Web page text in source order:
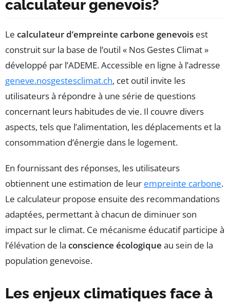
calculateur genevois?
Le calculateur d’empreinte carbone genevois est
construit sur la base de l’outil « Nos Gestes Climat »
développé par l’ADEME. Accessible en ligne à l’adresse
geneve.nosgestesclimat.ch, cet outil invite les
utilisateurs à répondre à une série de questions
concernant leurs habitudes de vie. Il couvre divers
aspects, tels que l’alimentation, les déplacements et la
consommation d’énergie dans le logement.
En fournissant des réponses, les utilisateurs
obtiennent une estimation de leur empreinte carbone.
Le calculateur propose ensuite des recommandations
adaptées, permettant à chacun de diminuer son
impact sur le climat. Ce mécanisme éducatif participe à
l’élévation de la conscience écologique au sein de la
population genevoise.
Les enjeux climatiques face à